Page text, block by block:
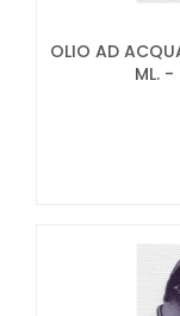
OLIO AD
ML. -